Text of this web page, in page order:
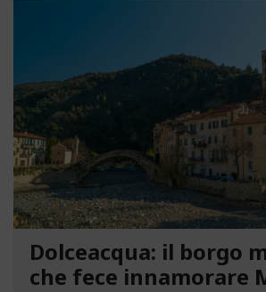
Dolceacqua: il borgo
che fece innamorare